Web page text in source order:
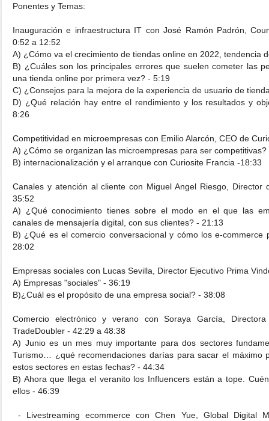
Ponentes y Temas:
Inauguración e infraestructura IT con José Ramón Padrón,
0:52 a 12:52
A) ¿Cómo va el crecimiento de tiendas online en 2022, tendencia
B) ¿Cuáles son los principales errores que suelen cometer las
una tienda online por primera vez? - 5:19
C) ¿Consejos para la mejora de la experiencia de usuario de
D) ¿Qué relación hay entre el rendimiento y los resultados y
8:26
Competitividad en microempresas con Emilio Alarcón, CEO de
A) ¿Cómo se organizan las microempresas para ser competitivas?
B) internacionalización y el arranque con Curiosite Francia -18:33
Canales y atención al cliente con Miguel Angel Riesgo, Director
35:52
A) ¿Qué conocimiento tienes sobre el modo en el que las
canales de mensajería digital, con sus clientes? - 21:13
B) ¿Qué es el comercio conversacional y cómo los e-commerce
28:02
Empresas sociales con Lucas Sevilla, Director Ejecutivo Prima
A) Empresas "sociales" - 36:19
B)¿Cuál es el propósito de una empresa social? - 38:08
Comercio electrónico y verano con Soraya García,
TradeDoubler - 42:29 a 48:38
A) Junio es un mes muy importante para dos sectores
Turismo… ¿qué recomendaciones darías para sacar el máximo
estos sectores en estas fechas? - 44:34
B) Ahora que llega el veranito los Influencers están a tope.
ellos - 46:39
- Livestreaming ecommerce con Chen Yue, Global Digital